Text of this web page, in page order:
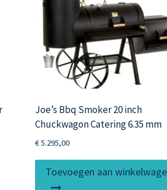
Joe’s Bbq Smoker 20 inch
Chuckwagon Catering 6.35 mm
€5.295,00
Toevoegen aan